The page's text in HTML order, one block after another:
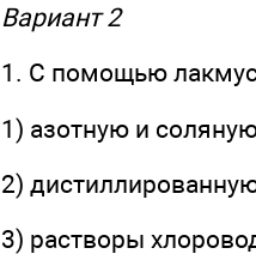
Вариант 2
1. С помощью
1) азотную и
2)
3) растворы